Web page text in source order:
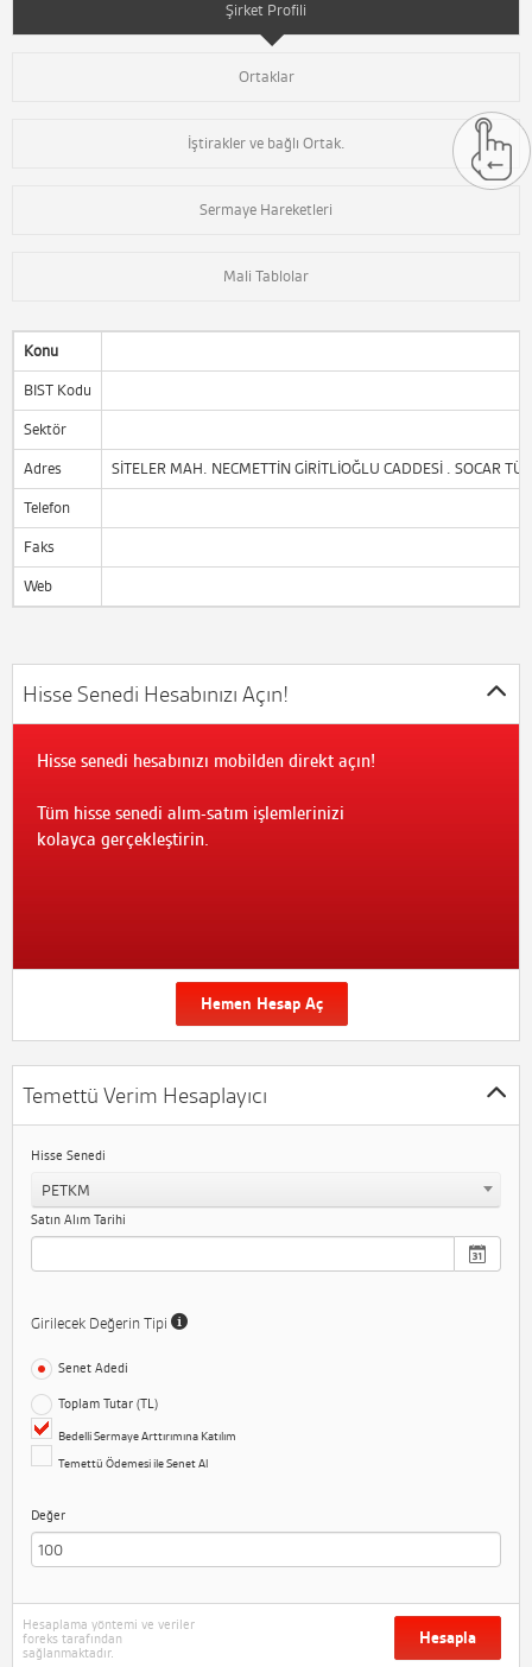
Şirket Profili
Ortaklar
İştirakler ve bağlı Ortak.
Sermaye Hareketleri
Mali Tablolar
Konu
BIST Kodu
Sektör
Adres SİTELER MAH. NECMETTİN GİRİTLİOĞLU CADDESİ . SOCAR
Telefon
Faks
Web
Hisse Senedi Hesabınızı Açın!
Hisse senedi hesabınızı mobilden direkt açın!
Tüm hisse senedi alım-satım işlemlerinizi
kolayca gerçekleştirin.
Hemen Hesap Aç
Temettü Verim Hesaplayıcı
Hisse Senedi
PETKM
Satın Alım Tarihi
Girilecek Değerin Tipi
Senet Adedi
Toplam Tutar (TL)
Bedelli Sermaye Arttırımına Katılım
Temettü Ödemesi ile Senet Al
Değer
Hesaplama yöntemi ve veriler
foreks tarafından
sağlanmaktadır.
Hesapla